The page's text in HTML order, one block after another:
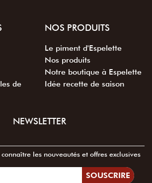
de
NOS PRODUITS
Le piment d'Espelette
Nos produits
Notre boutique à Espelette
Idée recette de saison
NEWSLETTER
les nouveautés et offres exclusives
SOUSCRIRE